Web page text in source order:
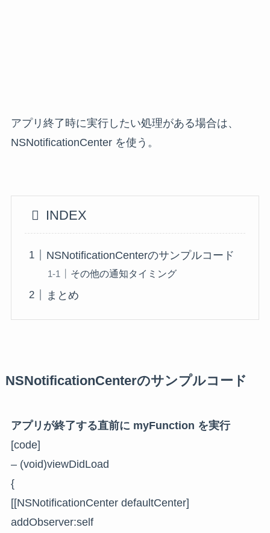
アプリ終了時に実行したい処理がある場合は、
NSNotificationCenter を使う。
INDEX
NSNotificationCenterのサンプルコード
その他の通知タイミング
まとめ
NSNotificationCenterのサンプルコード
アプリが終了する直前に myFunction を実行
[code]
– (void)viewDidLoad
{
[[NSNotificationCenter defaultCenter]
addObserver:self